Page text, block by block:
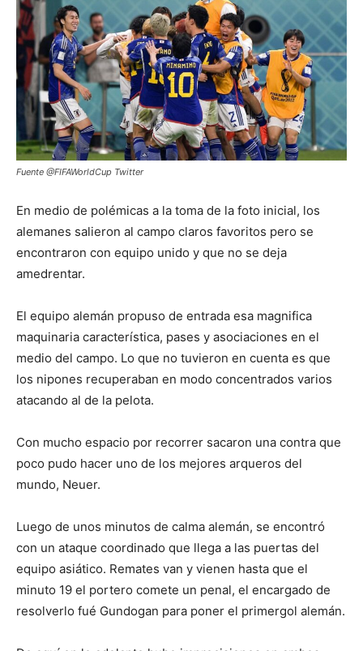
Fuente @FIFAWorldCup Twitter
En medio de polémicas a la toma de la foto inicial, los
alemanes salieron al campo claros favoritos pero se
encontraron con equipo unido y que no se deja
amedrentar.
El equipo alemán propuso de entrada esa magnifica
maquinaria característica, pases y asociaciones en el
medio del campo. Lo que no tuvieron en cuenta es que
los nipones recuperaban en modo concentrados varios
atacando al de la pelota.
Con mucho espacio por recorrer sacaron una contra que
poco pudo hacer uno de los mejores arqueros del
mundo, Neuer.
Luego de unos minutos de calma alemán, se encontró
con un ataque coordinado que llega a las puertas del
equipo asiático. Remates van y vienen hasta que el
minuto 19 el portero comete un penal, el encargado de
resolverlo fué Gundogan para poner el primergol alemán.